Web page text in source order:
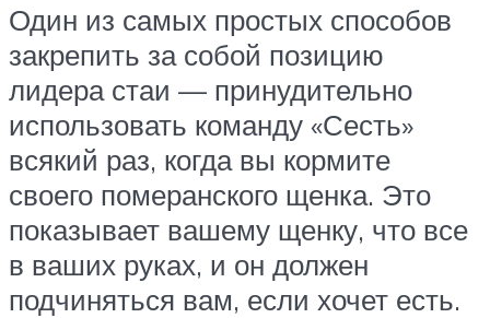
Один из самых простых способов
закрепить за собой позицию
лидера стаи — принудительно
использовать команду «Сесть»
всякий раз, когда вы кормите
своего померанского щенка. Это
показывает вашему щенку, что все
в ваших руках, и он должен
подчиняться вам, если хочет есть.